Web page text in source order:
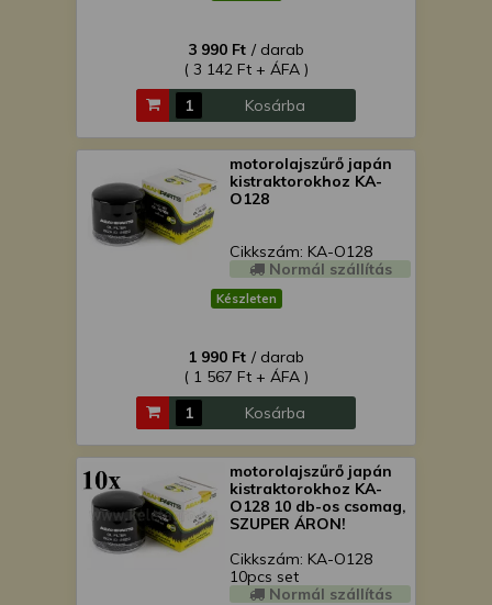
3 990 Ft / darab
( 3 142 Ft + ÁFA )
Kosárba
motorolajszűrő japán
kistraktorokhoz KA-
O128
Cikkszám: KA-O128
Normál szállítás
Készleten
1 990 Ft / darab
( 1 567 Ft + ÁFA )
Kosárba
motorolajszűrő japán
kistraktorokhoz KA-
O128 10 db-os csomag,
SZUPER ÁRON!
Cikkszám: KA-O128
10pcs set
Normál szállítás